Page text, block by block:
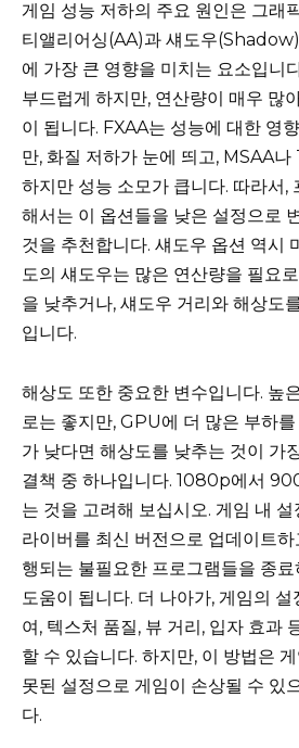
게임 성능 저하의 주요 원인은 그래
티앨리어싱(AA)과 섀도우
에 가장 큰 영향을 미치는 요소입니
부드럽게 하지만, 연산량이 매우 많
이 됩니다. FXAA는 성능에 대한 영
만, 화질 저하가 눈에 띄고, MSAA
하지만 성능 소모가 큽니다. 따라서,
해서는 이 옵션들을 낮은 설정으로
것을 추천합니다. 섀도우 옵션 역시
도의 섀도우는 많은 연산량을 필요
을 낮추거나, 섀도우 거리와 해상도
입니다.
해상도 또한 중요한 변수입니다. 높
로는 좋지만, GPU에 더 많은 부하
가 낮다면 해상도를 낮추는 것이 가
결책 중 하나입니다. 1080p에서
는 것을 고려해 보십시오. 게임 내
라이버를 최신 버전으로 업데이트
행되는 불필요한 프로그램들을 종
도움이 됩니다. 더 나아가, 게임의
여, 텍스처 품질, 뷰 거리, 입자 효과
할 수 있습니다. 하지만, 이 방법은
못된 설정으로 게임이 손상될 수 있
다.